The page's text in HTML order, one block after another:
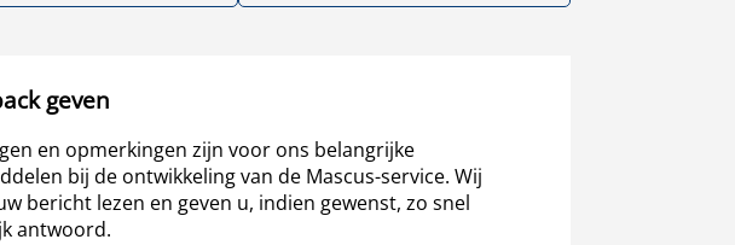
geven
en opmerkingen zijn voor ons belangrijke
bij de ontwikkeling van de Mascus-service. Wij
bericht lezen en geven u, indien gewenst, zo snel
antwoord.